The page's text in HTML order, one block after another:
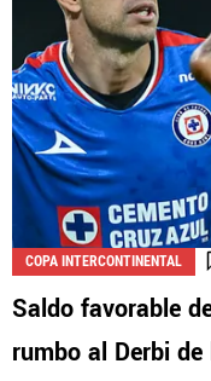
COPA INTERCONTINENTAL
Saldo favorable
rumbo al Derbi